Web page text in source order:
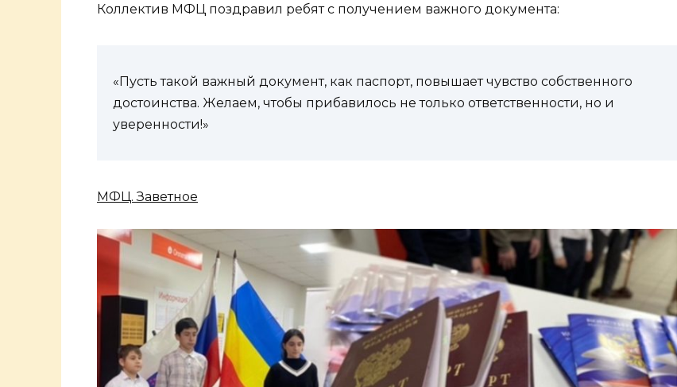
Коллектив МФЦ поздравил ребят с получением важного документа:
«Пусть такой важный документ, как паспорт, повышает чувство собственного
достоинства. Желаем, чтобы прибавилось не только ответственности, но и
уверенности!»
МФЦ. Заветное